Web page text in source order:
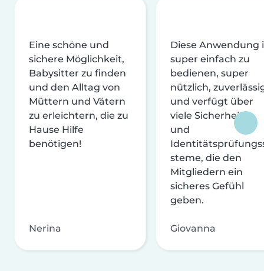
Eine schöne und
sichere Möglichkeit,
Babysitter zu finden
und den Alltag von
Müttern und Vätern
zu erleichtern, die zu
Hause Hilfe
benötigen!
Nerina
Diese Anwendung
super einfach zu
bedienen, super
nützlich,
und verfügt über
viele Sicherheits-
und
steme, die den
Mitgliedern ein
sicheres Gefühl
geben.
Giovanna